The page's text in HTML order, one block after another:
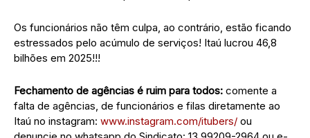
Os funcionários não têm culpa, ao contrário, estão ficando
estressados pelo acúmulo de serviços! Itaú lucrou 46,8
bilhões em 2025!!!
Fechamento de agências é ruim para todos: comente a
falta de agências, de funcionários e filas diretamente ao
Itaú no instagram: www.instagram.com/itubers/ ou